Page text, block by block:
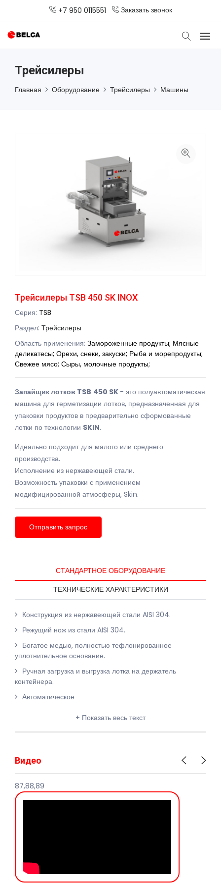
+7 950 0115551 Заказать звонок
Трейсилеры
Главная Оборудование Трейсилеры Машины
Трейсилеры TSB 450 SK INOX
Серия: TSB
Раздел: Трейсилеры
Область применения: Замороженные продукты; Мясные
деликатесы; Орехи, снеки, закуски; Рыба и морепродукты;
Свежее мясо; Сыры, молочные продукты;
Запайщик лотков TSB 450 SK - это полуавтоматическая
машина для герметизации лотков, предназначенная для
упаковки продуктов в предварительно сформованные
лотки по технологии SKIN.
Идеально подходит для малого или среднего
производства.
Исполнение из нержавеющей стали.
Возможность упаковки с применением
модифицированной атмосферы, Skin.
Отправить запрос
СТАНДАРТНОЕ ОБОРУДОВАНИЕ
ТЕХНИЧЕСКИЕ ХАРАКТЕРИСТИКИ
Конструкция из нержавеющей стали AISI 304.
Режущий нож из стали AISI 304.
Богатое медью, полностью тефлонированное
уплотнительное основание.
Ручная загрузка и выгрузка лотка на держатель
контейнера.
Автоматическое
+ Показать весь текст
Видео
87,88,89